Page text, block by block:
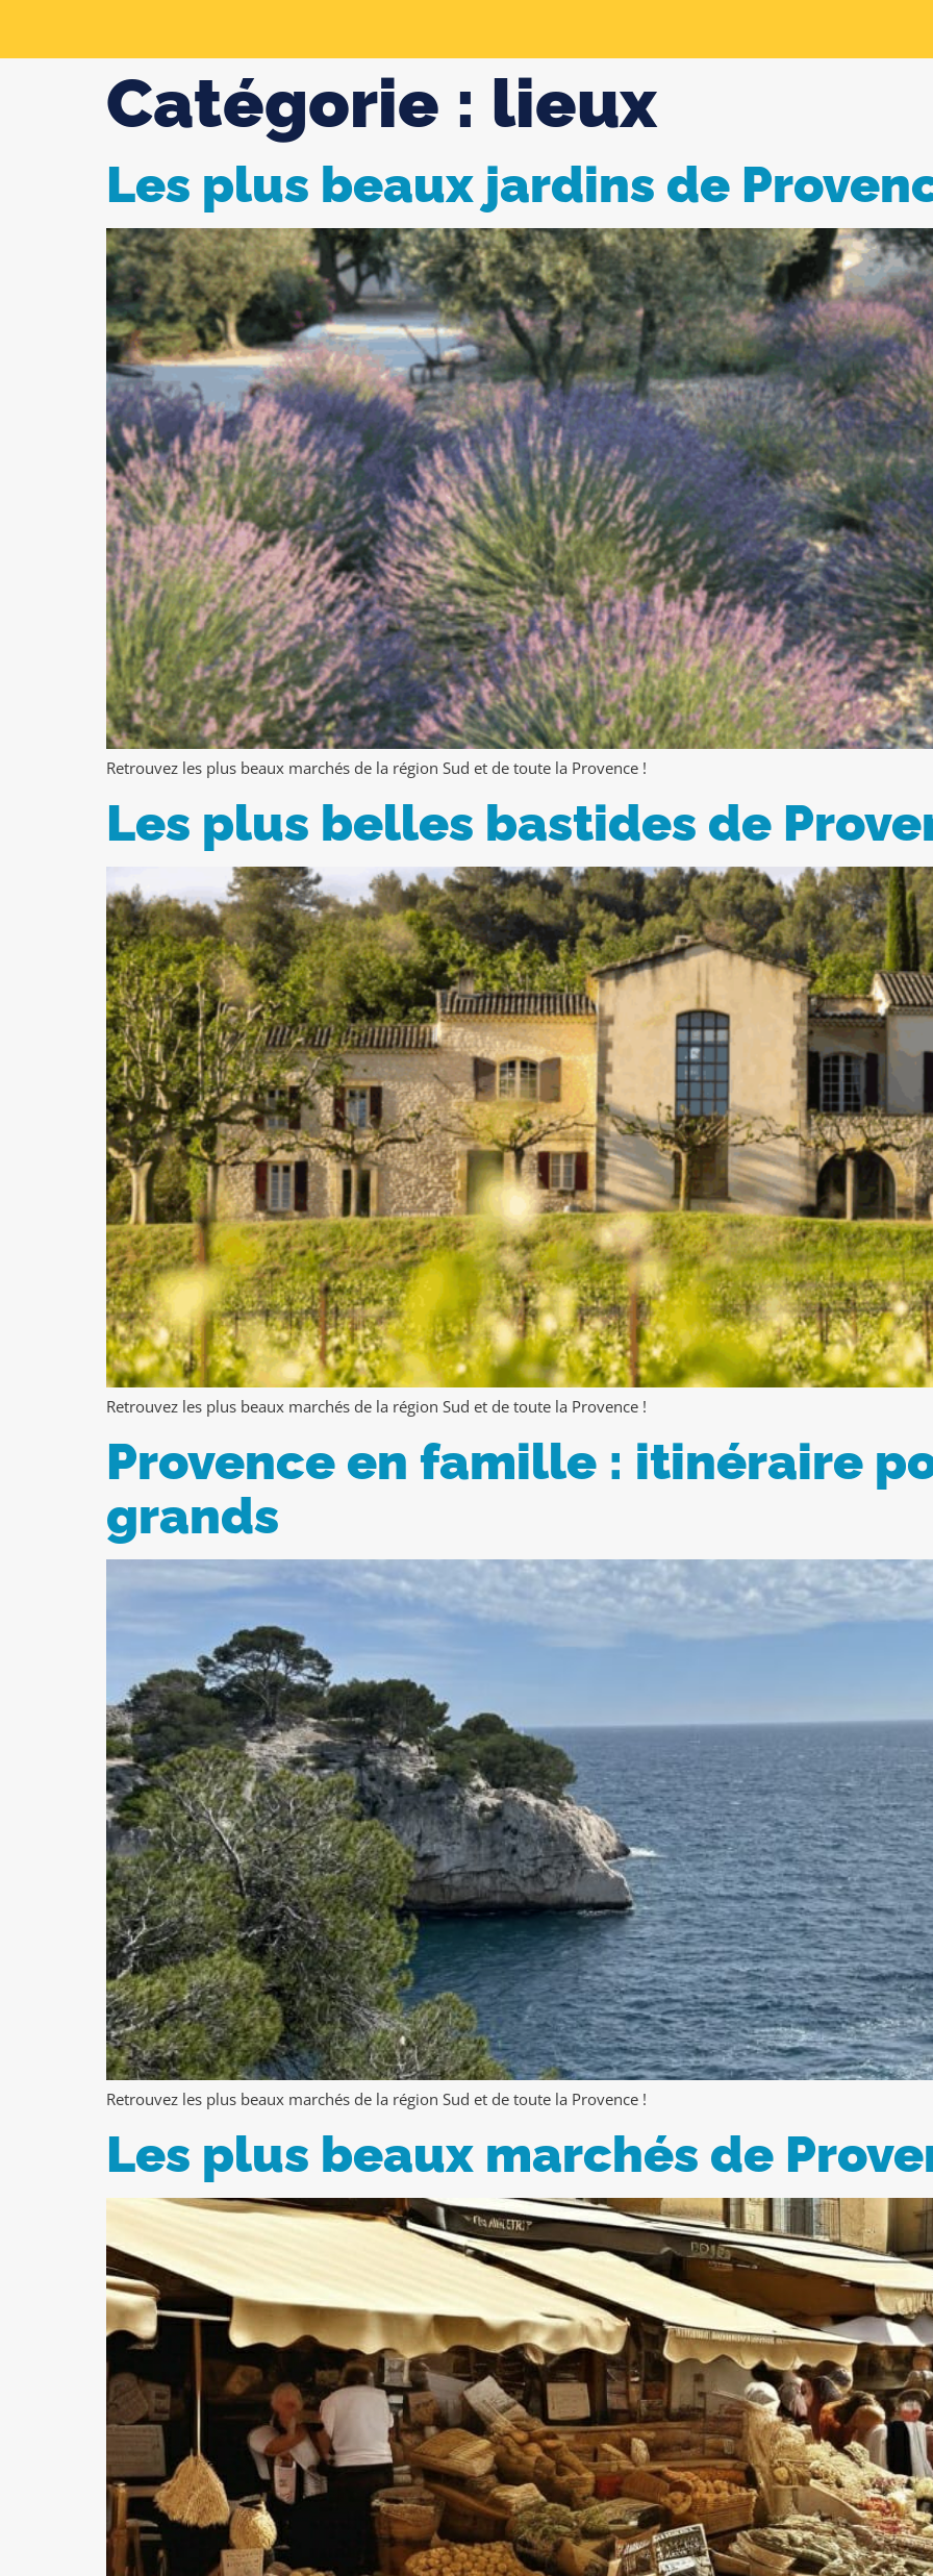
Catégorie : lieux
Les plus beaux jardins de
Retrouvez les plus beaux marchés de la région Sud et de toute la Provence !
Les plus belles bastides de
Retrouvez les plus beaux marchés de la région Sud et de toute la Provence !
Provence en famille : itinéraire
grands
Retrouvez les plus beaux marchés de la région Sud et de toute la Provence !
Les plus beaux marchés de